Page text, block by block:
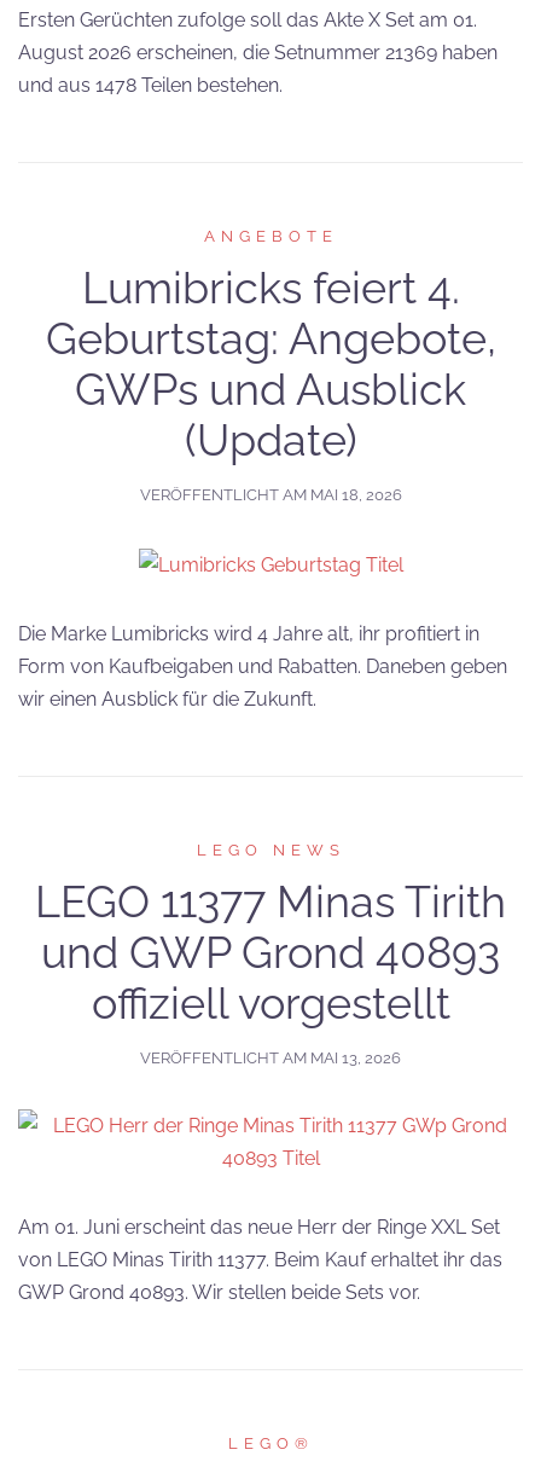
Ersten Gerüchten zufolge soll das Akte X Set am 01.
August 2026 erscheinen, die Setnummer 21369 haben
und aus 1478 Teilen bestehen.
ANGEBOTE
Lumibricks feiert 4.
Geburtstag: Angebote,
GWPs und Ausblick
(Update)
VERÖFFENTLICHT AM MAI 18, 2026
Die Marke Lumibricks wird 4 Jahre alt, ihr profitiert in
Form von Kaufbeigaben und Rabatten. Daneben geben
wir einen Ausblick für die Zukunft.
LEGO NEWS
LEGO 11377 Minas Tirith
und GWP Grond 40893
offiziell vorgestellt
VERÖFFENTLICHT AM MAI 13, 2026
Am 01. Juni erscheint das neue Herr der Ringe XXL Set
von LEGO Minas Tirith 11377. Beim Kauf erhaltet ihr das
GWP Grond 40893. Wir stellen beide Sets vor.
LEGO®